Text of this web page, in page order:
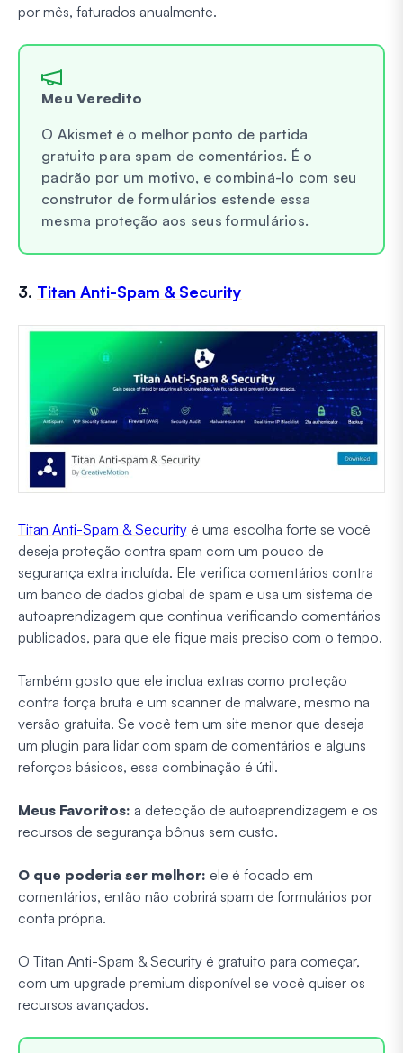
por mês, faturados anualmente.
Meu Veredito
O Akismet é o melhor ponto de partida
gratuito para spam de comentários. É o
padrão por um motivo, e combiná-lo com seu
construtor de formulários estende essa
mesma proteção aos seus formulários.
3. Titan Anti-Spam & Security
Titan Anti-Spam & Security é uma escolha forte se você
deseja proteção contra spam com um pouco de
segurança extra incluída. Ele verifica comentários contra
um banco de dados global de spam e usa um sistema de
autoaprendizagem que continua verificando comentários
publicados, para que ele fique mais preciso com o tempo.
Também gosto que ele inclua extras como proteção
contra força bruta e um scanner de malware, mesmo na
versão gratuita. Se você tem um site menor que deseja
um plugin para lidar com spam de comentários e alguns
reforços básicos, essa combinação é útil.
Meus Favoritos: a detecção de autoaprendizagem e os
recursos de segurança bônus sem custo.
O que poderia ser melhor: ele é focado em
comentários, então não cobrirá spam de formulários por
conta própria.
O Titan Anti-Spam & Security é gratuito para começar,
com um upgrade premium disponível se você quiser os
recursos avançados.